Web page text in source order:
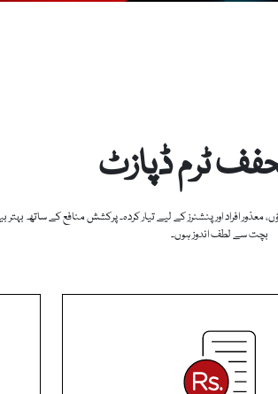
ٹرم ڈپازٹ
معذور افراد اور پنشنرز کے لیے تیار کردہ۔ پرکشش منافع کے ساتھ
بچت سے لطف اندوز ہوں۔